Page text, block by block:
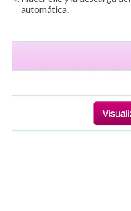
automática.